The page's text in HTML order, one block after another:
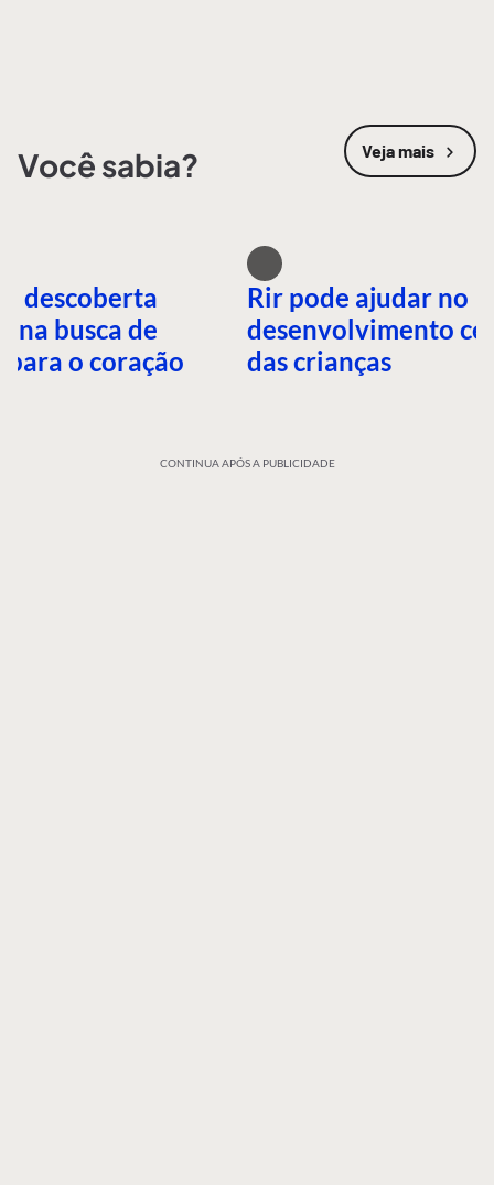
Você sabia? Veja mais
descoberta
na busca de
o coração
Rir pode ajudar no
desenvolvimento
das crianças
CONTINUA APÓS A PUBLICIDADE